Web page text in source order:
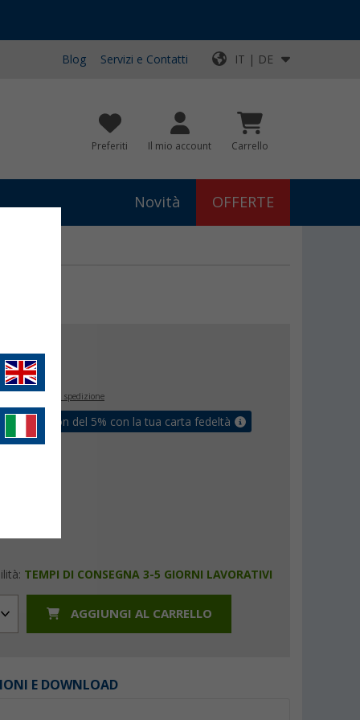
Blog Servizi e Contatti IT | DE
Preferiti Il mio account Carrello
Novità OFFERTE
€
+ Spese di spedizione
un coupon del 5% con la tua carta fedeltà
TEMPI DI CONSEGNA 3-5 GIORNI LAVORATIVI
AGGIUNGI AL CARRELLO
E DOWNLOAD